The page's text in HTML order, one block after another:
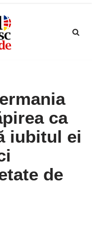
ca
iubitul ei
de